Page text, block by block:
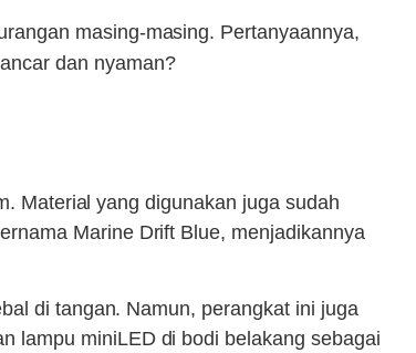
masing-masing. Pertanyaannya,
dan nyaman?
Material yang digunakan juga sudah
Marine Drift Blue, menjadikannya
di tangan. Namun, perangkat ini juga
lampu miniLED di bodi belakang sebagai